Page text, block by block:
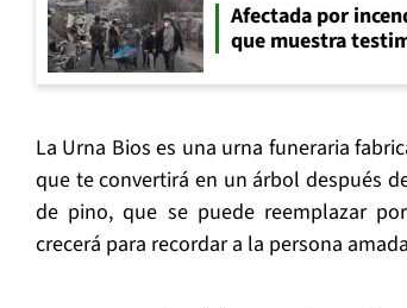
Afectada por
que muestra
La Urna Bios es una urna funeraria
que te convertirá en un árbol después
de pino, que se puede reemplazar
crecerá para recordar a la persona